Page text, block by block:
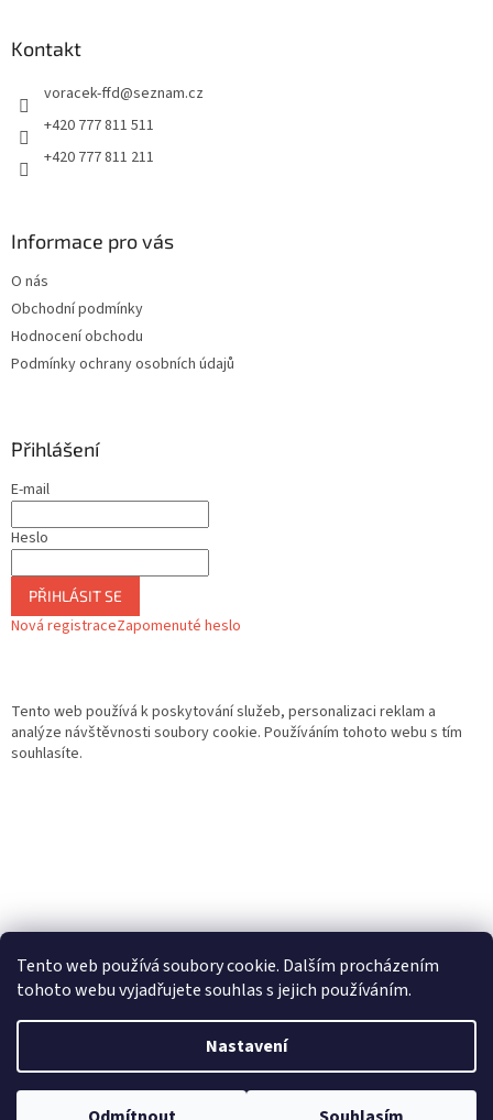
Tento web používá soubory cookie. Dalším procházením
tohoto webu vyjadřujete souhlas s jejich používáním.
Nastavení
Kontakt
voracek-ffd@seznam.cz
+420 777 811 511
+420 777 811 211
Informace pro vás
O nás
Obchodní podmínky
Hodnocení obchodu
Podmínky ochrany osobních údajů
Přihlášení
E-mail
Heslo
PŘIHLÁSIT SE
Nová registraceZapomenuté heslo
Tento web používá k poskytování služeb, personalizaci reklam a
analýze návštěvnosti soubory cookie. Používáním tohoto webu s tím
souhlasíte.
Copyright 2026Gurmand. Všechna práva vyhrazena.Upravit